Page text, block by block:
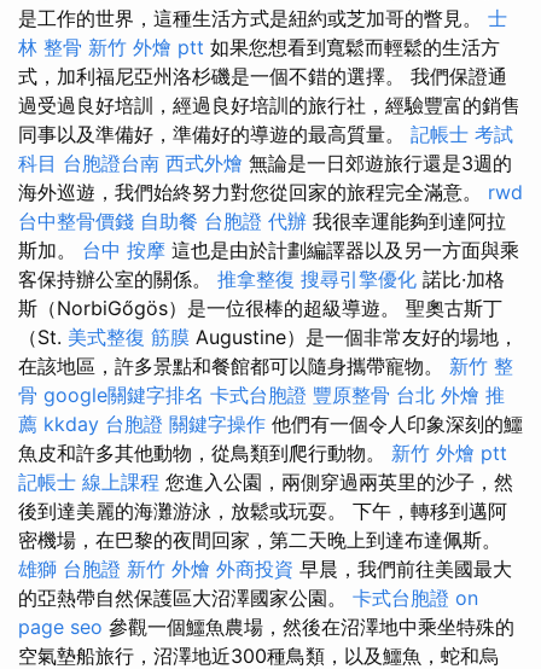
是工作的世界，這種生活方式是紐約或芝加哥的瞥見。 士
林 整骨 新竹 外燴 ptt 如果您想看到寬鬆而輕鬆的生活方
式，加利福尼亞州洛杉磯是一個不錯的選擇。 我們保證通
過受過良好培訓，經過良好培訓的旅行社，經驗豐富的銷售
同事以及準備好，準備好的導遊的最高質量。 記帳士 考試
科目 台胞證台南 西式外燴 無論是一日郊遊旅行還是3週的
海外巡遊，我們始終努力對您從回家的旅程完全滿意。 rwd
台中整骨價錢 自助餐 台胞證 代辦 我很幸運能夠到達阿拉
斯加。 台中 按摩 這也是由於計劃編譯器以及另一方面與乘
客保持辦公室的關係。 推拿整復 搜尋引擎優化 諾比·加格
斯（NorbiGőgös）是一位很棒的超級導遊。 聖奧古斯丁
（St. 美式整復 筋膜 Augustine）是一個非常友好的場地，
在該地區，許多景點和餐館都可以隨身攜帶寵物。 新竹 整
骨 google關鍵字排名 卡式台胞證 豐原整骨 台北 外燴 推
薦 kkday 台胞證 關鍵字操作 他們有一個令人印象深刻的鱷
魚皮和許多其他動物，從鳥類到爬行動物。 新竹 外燴 ptt
記帳士 線上課程 您進入公園，兩側穿過兩英里的沙子，然
後到達美麗的海灘游泳，放鬆或玩耍。 下午，轉移到邁阿
密機場，在巴黎的夜間回家，第二天晚上到達布達佩斯。
雄獅 台胞證 新竹 外燴 外商投資 早晨，我們前往美國最大
的亞熱帶自然保護區大沼澤國家公園。 卡式台胞證 on
page seo 參觀一個鱷魚農場，然後在沼澤地中乘坐特殊的
空氣墊船旅行，沼澤地近300種鳥類，以及鱷魚，蛇和烏